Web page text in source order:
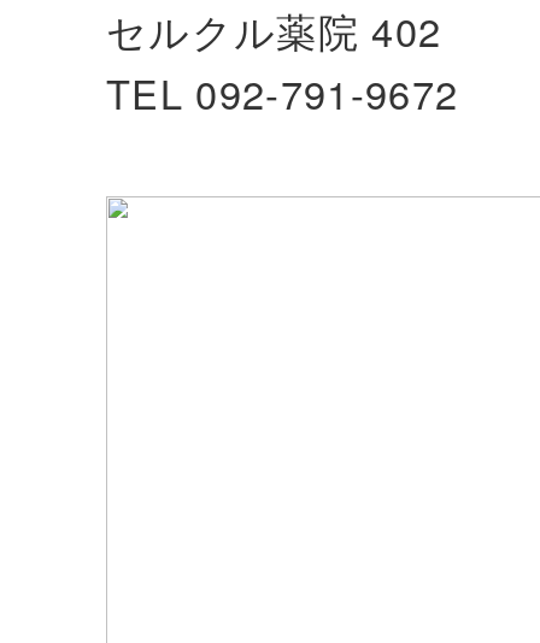
セルクル薬院 402
TEL 092-791-9672